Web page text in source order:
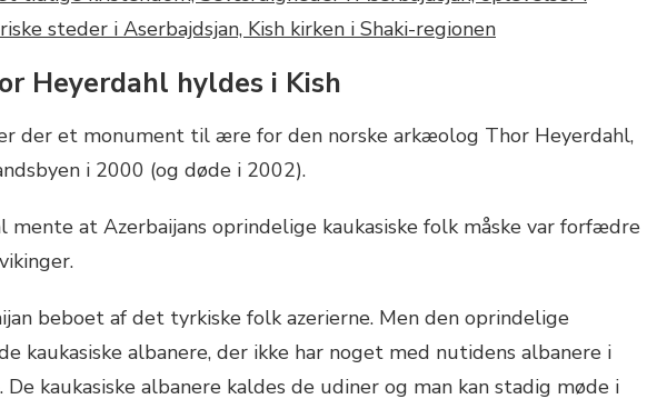
Heyerdahl hyldes i Kish
der et monument til ære for den norske arkæolog Thor Heyerdahl,
i 2000 (og døde i 2002).
mente at Azerbaijans oprindelige kaukasiske folk måske var forfædre
beboet af det tyrkiske folk azerierne. Men den oprindelige
kaukasiske albanere, der ikke har noget med nutidens albanere i
De kaukasiske albanere kaldes de udiner og man kan stadig møde i